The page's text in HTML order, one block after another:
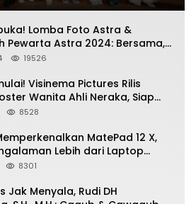
Lomba Foto Astra &
Pewarta Astra 2024: Bersama,
Berkelanjutan
19526
Visinema Pictures Rilis
Wanita Ahli Neraka, Siap
Bioskop 14 November 2024
8528
MatePad 12 X,
Lebih dari Laptop
Ultra Bright dan Desain
untuk Produktivitas di Mana
8301
Jak Menyala, Rudi DH